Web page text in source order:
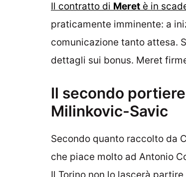
Il contratto di Meret è in
praticamente imminente: a
comunicazione tanto attesa.
dettagli sui bonus. Meret
Il secondo
Milinkovic-Savic
Secondo quanto raccolto da
che piace molto ad Antonio
Il Torino non lo lascerà